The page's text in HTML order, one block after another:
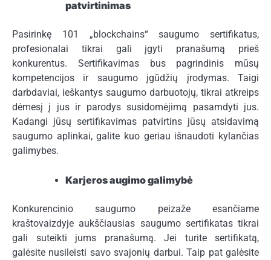
patvirtinimas
Pasirinkę 101 „blockchains“ saugumo sertifikatus,
profesionalai tikrai gali įgyti pranašumą prieš
konkurentus. Sertifikavimas bus pagrindinis mūsų
kompetencijos ir saugumo įgūdžių įrodymas. Taigi
darbdaviai, ieškantys saugumo darbuotojų, tikrai atkreips
dėmesį į jus ir parodys susidomėjimą pasamdyti jus.
Kadangi jūsų sertifikavimas patvirtins jūsų atsidavimą
saugumo aplinkai, galite kuo geriau išnaudoti kylančias
galimybes.
Karjeros augimo galimybė
Konkurencinio saugumo peizaže esančiame
kraštovaizdyje aukščiausias saugumo sertifikatas tikrai
gali suteikti jums pranašumą. Jei turite sertifikatą,
galėsite nusileisti savo svajonių darbui. Taip pat galėsite